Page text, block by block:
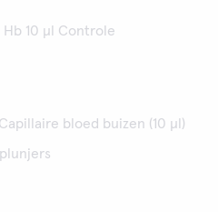
Hb 10 μl Controle
bloed buizen (10 μl)